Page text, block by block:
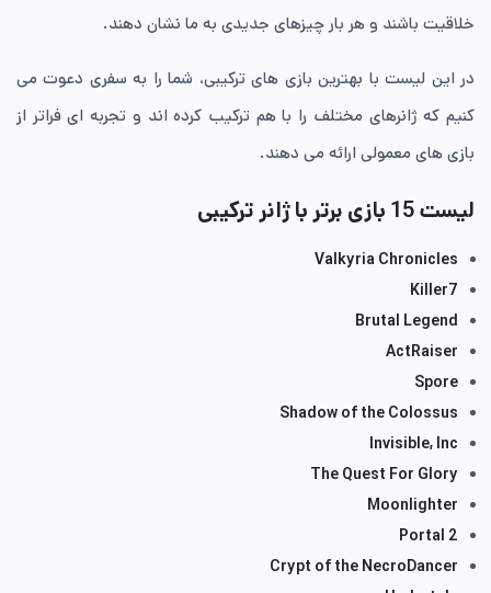
خلاقیت باشند و هر بار چیزهای جدیدی به ما نشان دهند.
در این لیست با بهترین بازی های ترکیبی، شما را به سفری دعوت می
کنیم که ژانرهای مختلف را با هم ترکیب کرده اند و تجربه ای فراتر از
بازی های معمولی ارائه می دهند.
لیست 15 بازی برتر با ژانر ترکیبی
Valkyria Chronicles
Killer7
Brutal Legend
ActRaiser
Spore
Shadow of the Colossus
Invisible, Inc
The Quest For Glory
Moonlighter
Portal 2
Crypt of the NecroDancer